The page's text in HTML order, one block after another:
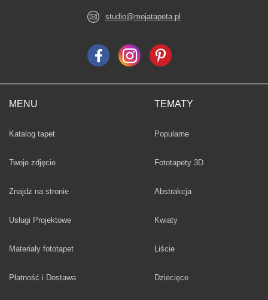
MENU
Katalog tapet
Twoje zdjęcie
Znajdż na stronie
Usługi Projektowe
Materiały fototapet
Płatność i Dostawa
TEMATY
Fototapety
Popularne
Fototapety 3D
Fototapety
Abstrakcja
Fototapety
Kwiaty
Fototapety
Liście
Fototapety
Dziecięce
studio@mojatapeta.pl